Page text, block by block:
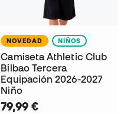
NOVEDAD NIÑOS
Camiseta Athletic Club
Bilbao Tercera
Equipación 2026-2027
Niño
79,99 €